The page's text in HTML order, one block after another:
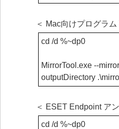
＜ Mac向けプログラ
cd /d %~dp0
MirrorTool.exe --
outputDirectory
＜ ESET Endpoint ア
cd /d %~dp0